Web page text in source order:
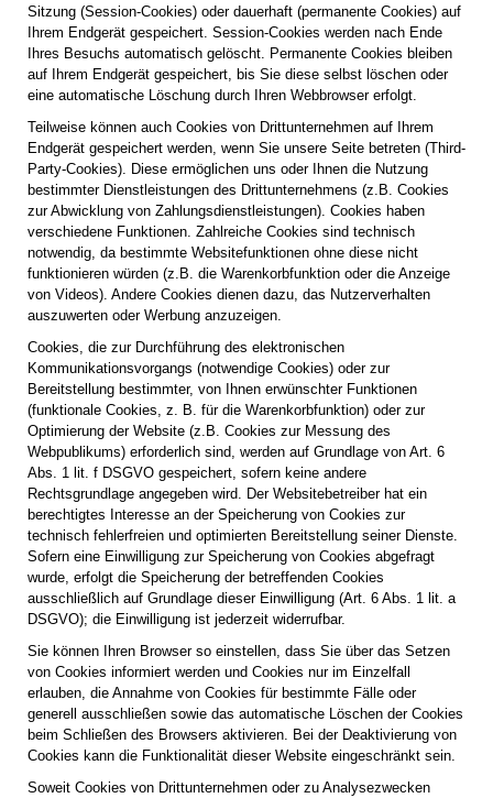
Sitzung (Session-Cookies) oder dauerhaft (permanente Cookies) auf
Ihrem Endgerät gespeichert. Session-Cookies werden nach Ende
Ihres Besuchs automatisch gelöscht. Permanente Cookies bleiben
auf Ihrem Endgerät gespeichert, bis Sie diese selbst löschen oder
eine automatische Löschung durch Ihren Webbrowser erfolgt.
Teilweise können auch Cookies von Drittunternehmen auf Ihrem
Endgerät gespeichert werden, wenn Sie unsere Seite betreten (Third-
Party-Cookies). Diese ermöglichen uns oder Ihnen die Nutzung
bestimmter Dienstleistungen des Drittunternehmens (z.B. Cookies
zur Abwicklung von Zahlungsdienstleistungen). Cookies haben
verschiedene Funktionen. Zahlreiche Cookies sind technisch
notwendig, da bestimmte Websitefunktionen ohne diese nicht
funktionieren würden (z.B. die Warenkorbfunktion oder die Anzeige
von Videos). Andere Cookies dienen dazu, das Nutzerverhalten
auszuwerten oder Werbung anzuzeigen.
Cookies, die zur Durchführung des elektronischen
Kommunikationsvorgangs (notwendige Cookies) oder zur
Bereitstellung bestimmter, von Ihnen erwünschter Funktionen
(funktionale Cookies, z. B. für die Warenkorbfunktion) oder zur
Optimierung der Website (z.B. Cookies zur Messung des
Webpublikums) erforderlich sind, werden auf Grundlage von Art. 6
Abs. 1 lit. f DSGVO gespeichert, sofern keine andere
Rechtsgrundlage angegeben wird. Der Websitebetreiber hat ein
berechtigtes Interesse an der Speicherung von Cookies zur
technisch fehlerfreien und optimierten Bereitstellung seiner Dienste.
Sofern eine Einwilligung zur Speicherung von Cookies abgefragt
wurde, erfolgt die Speicherung der betreffenden Cookies
ausschließlich auf Grundlage dieser Einwilligung (Art. 6 Abs. 1 lit. a
DSGVO); die Einwilligung ist jederzeit widerrufbar.
Sie können Ihren Browser so einstellen, dass Sie über das Setzen
von Cookies informiert werden und Cookies nur im Einzelfall
erlauben, die Annahme von Cookies für bestimmte Fälle oder
generell ausschließen sowie das automatische Löschen der Cookies
beim Schließen des Browsers aktivieren. Bei der Deaktivierung von
Cookies kann die Funktionalität dieser Website eingeschränkt sein.
Soweit Cookies von Drittunternehmen oder zu Analysezwecken